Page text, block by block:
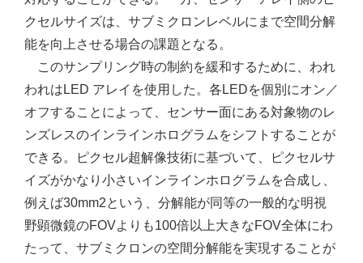
クセルサイズは、サブミクロンレベルにまで空間分解
能を向上させる場合の課題となる。
このサンプリング時の制約を緩和するために、われ
われはLED アレイを使用した。各LEDを個別にオン／
オフすることによって、センサー面にある対象物のレ
ンズレスのインラインホログラムをシフトすることが
できる。ピクセル超解像技術に基づいて、ピクセルサ
イズがかなり小さいインラインホログラムを合成し、
例えば30mm2という、分解能が同等の一般的な明視
野顕微鏡のFOVよりも100倍以上大きなFOV全体にわ
たって、サブミクロンの空間分解能を実現することが